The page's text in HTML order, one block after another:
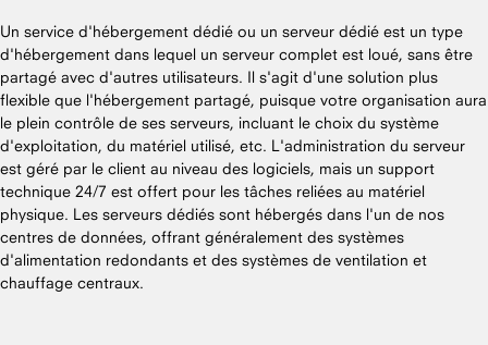
Un service d'hébergement dédié ou un serveur dédié est un type
d'hébergement dans lequel un serveur complet est loué, sans être
partagé avec d'autres utilisateurs. Il s'agit d'une solution plus
flexible que l'hébergement partagé, puisque votre organisation aura
le plein contrôle de ses serveurs, incluant le choix du système
d'exploitation, du matériel utilisé, etc. L'administration du serveur
est géré par le client au niveau des logiciels, mais un support
technique 24/7 est offert pour les tâches reliées au matériel
physique. Les serveurs dédiés sont hébergés dans l'un de nos
centres de données, offrant généralement des systèmes
d'alimentation redondants et des systèmes de ventilation et
chauffage centraux.